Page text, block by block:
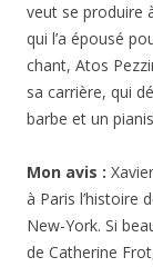
veut se produire
qui l’a épousé
chant, Atos
sa carrière, qui
barbe et un
Mon avis :
à Paris l’histoire
New-York. Si
de Catherine